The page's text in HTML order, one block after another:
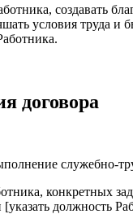
создавать
условия труда
договора
служебно-
конкретных
должность